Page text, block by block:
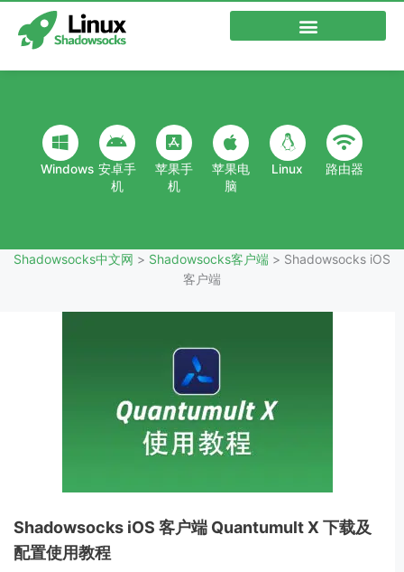
容
Windows 安卓手
机
苹果手
机
苹果电
脑
Linux 路由器
Shadowsocks中文网 > Shadowsocks客户端 > Shadowsocks iOS
客户端
Shadowsocks iOS 客户端 Quantumult X 下载及
配置使用教程